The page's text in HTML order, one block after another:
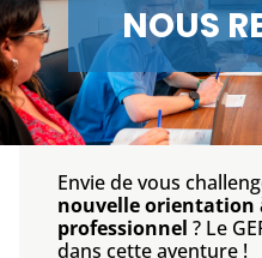
NOUS
Envie de vous
nouvelle orientation
professionnel ? Le
dans cette aventure !